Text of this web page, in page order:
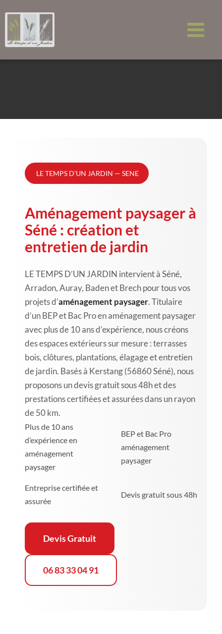
contenu
LE TEMPS D’UN JARDIN — SENE
Aménagement paysager à
Séné : création et
entretien de jardin
LE TEMPS D’UN JARDIN intervient à Séné,
Arradon, Auray, Baden et Brech pour tous vos
projets d’aménagement paysager. Titulaire
d’un BEP et Bac Pro en aménagement paysager
avec plus de 10 ans d’expérience, nous créons
des espaces extérieurs sur mesure : terrasses
bois, clôtures, plantations, élagage et entretien
de jardin. Basés à Kerstang (56860 Séné), nous
proposons un devis gratuit sous 48h et des
prestations certifiées et assurées dans un rayon
de 50 km.
Plus de 10 ans
d’expérience en
aménagement
paysager
BEP et Bac Pro
aménagement
paysager
Entreprise certifiée et
assurée
Devis gratuit sous 48h
Devis Gratuit
06 83 33 04 91